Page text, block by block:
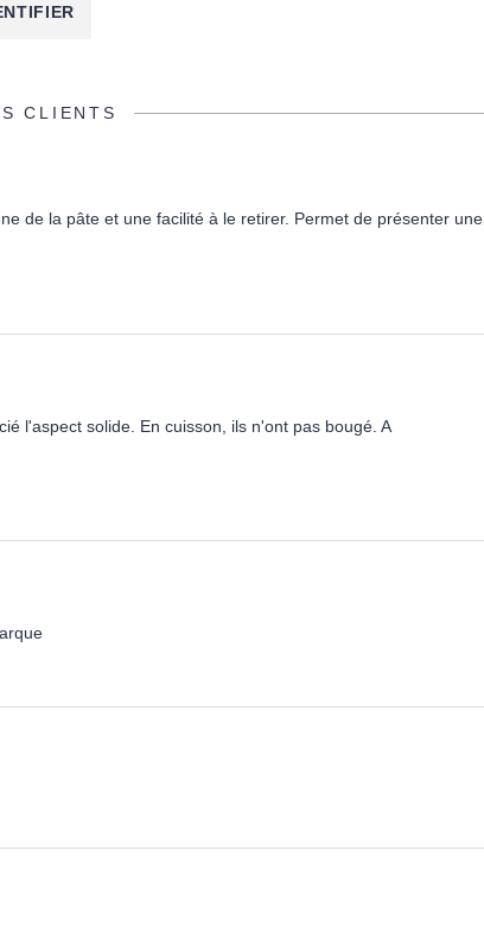
CLIENTS
de la pâte et une facilité à le retirer. Permet de présenter une
l'aspect solide. En cuisson, ils n'ont pas bougé. A